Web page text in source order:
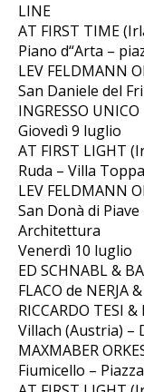
LINE
AT FIRST TIME
Piano d“Arta –
LEV FELDMANN
San Daniele del
INGRESSO
Giovedì 9 luglio
AT FIRST LIGHT
Ruda – Villa
LEV FELDMANN
San Donà di
Architettura
Venerdì 10 luglio
ED SCHNABL &
FLACO de NERJA
RICCARDO TESI
Villach (Austria) –
MAXMABER
Fiumicello –